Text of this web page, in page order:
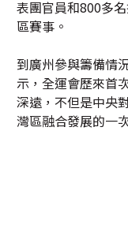
表團官員和800多
區賽事。
到廣州參與籌備情
示，全運會歷來首
深遠，不但是中央
灣區融合發展的一